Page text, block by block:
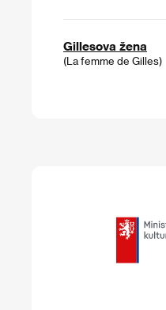
Gillesova žena
(La femme de Gilles)